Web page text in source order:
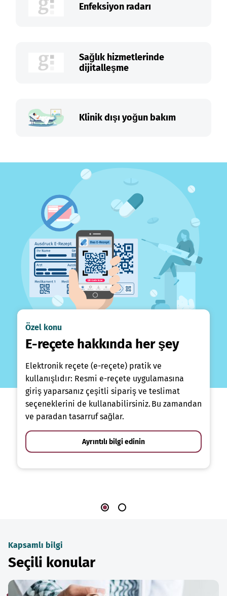
Enfeksiyon radarı
Sağlık hizmetlerinde
dijitalleşme
Klinik dışı yoğun bakım
Özel konu
E-reçete hakkında her şey
Elektronik reçete (e-reçete) pratik ve
kullanışlıdır: Resmi e-reçete uygulamasına
giriş yaparsanız çeşitli sipariş ve teslimat
seçeneklerini de kullanabilirsiniz. Bu zamandan
ve paradan tasarruf sağlar.
Ayrıntılı bilgi edinin
Kapsamlı bilgi
Seçili konular